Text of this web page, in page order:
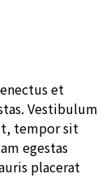
et
Vestibulum
tempor sit
egestas
placerat